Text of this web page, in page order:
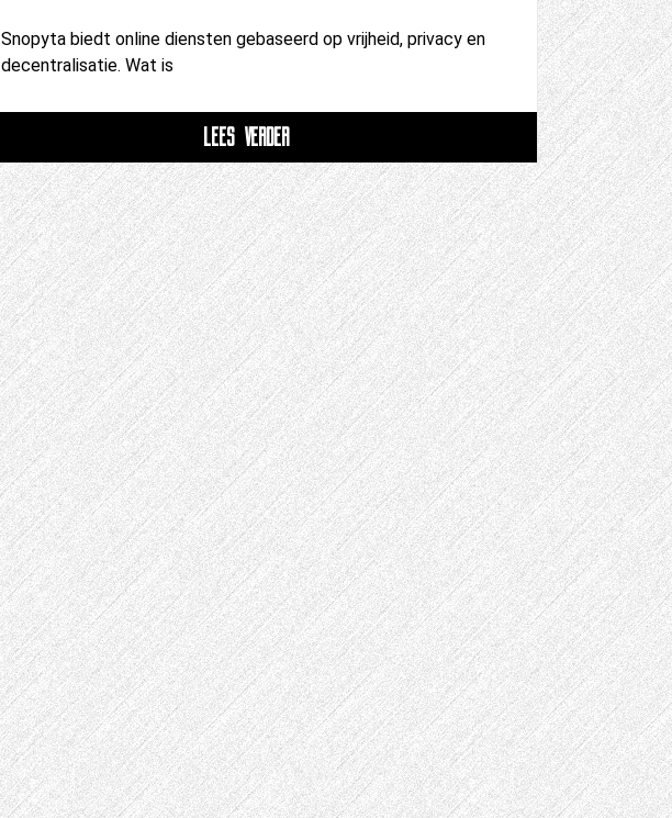
Snopyta biedt online diensten gebaseerd op vrijheid, privacy en
decentralisatie. Wat is
LEES VERDER